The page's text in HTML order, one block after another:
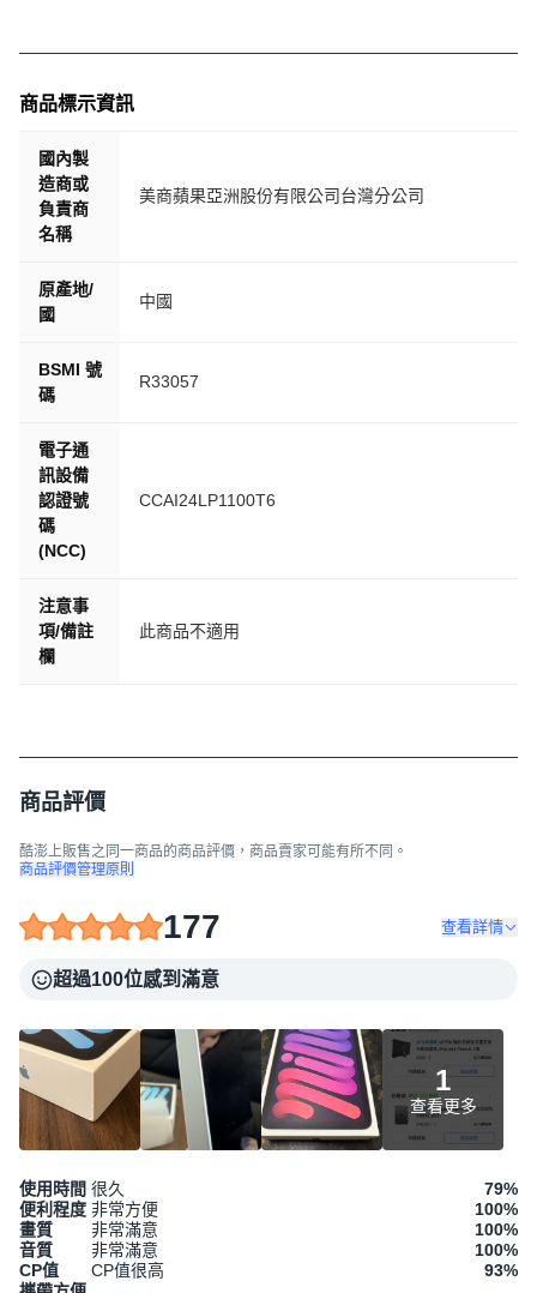
商品標示資訊
國內製
造商或
負責商
名稱
美商蘋果亞洲股份有限公司台灣分公司
原產地/
國
中國
BSMI 號
碼
R33057
電子通
訊設備
認證號
碼
(NCC)
CCAI24LP1100T6
注意事
項/備註
欄
此商品不適用
商品評價
酷澎上販售之同一商品的商品評價，商品賣家可能有所不同。
商品評價管理原則
177 查看詳情
超過100位感到滿意
1
查看更多
使用時間 很久 79%
便利程度 非常方便 100%
畫質
非常滿意 100%
音質
非常滿意 100%
CP值
CP值很高 93%